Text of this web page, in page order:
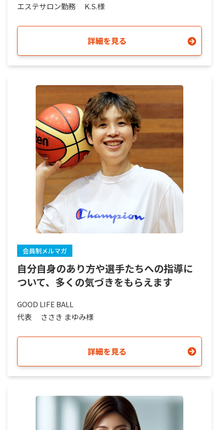
エステサロン勤務 K.S.様
詳細を見る
会員制メルマガ
自分自身のあり方や選手たちへの指導に
ついて、多くの気づきをもらえます
GOOD LIFE BALL
代表
ささき まゆみ様
詳細を見る